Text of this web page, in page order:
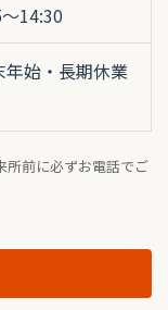
14:30
始・長期休業
所前に必ずお電話でご